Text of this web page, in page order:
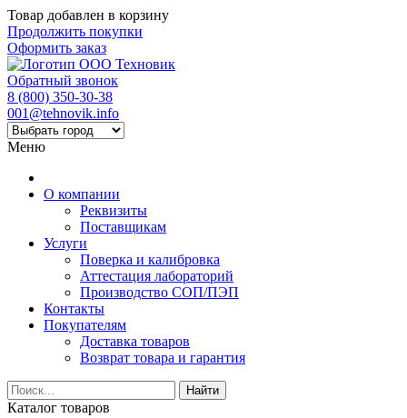
Товар добавлен в корзину
Продолжить покупки
Оформить заказ
Обратный звонок
8 (800) 350-30-38
001@tehnovik.info
Меню
О компании
Реквизиты
Поставщикам
Услуги
Поверка и калибровка
Аттестация лабораторий
Производство СОП/ПЭП
Контакты
Покупателям
Доставка товаров
Возврат товара и гарантия
Найти
Каталог товаров